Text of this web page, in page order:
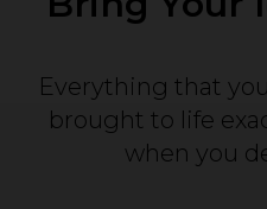
Everything that
brought to life
when you